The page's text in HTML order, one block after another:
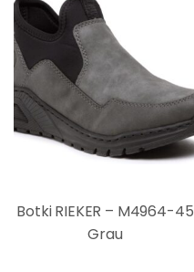
Botki RIEKER – M4964-45
Grau